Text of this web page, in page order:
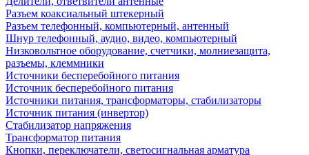
Разъем коаксиальный штекерный
Разъем телефонный, компьютерный, антенный
Шнур телефонный, аудио, видео, компьютерный
Низковольтное оборудование, счетчики, молниезащита,
разъемы, клеммники
Источники бесперебойного питания
Источник бесперебойного питания
Источники питания, трансформаторы, стабилизаторы
Источник питания (инвертор)
Стабилизатор напряжения
Трансформатор питания
Кнопки, переключатели, светосигнальная арматура